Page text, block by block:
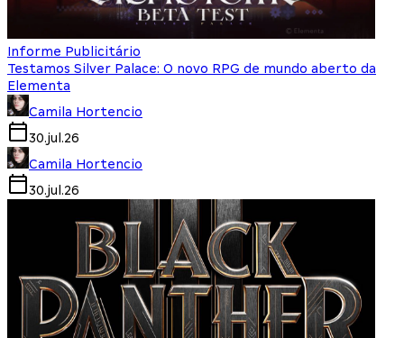
Informe Publicitário
Testamos Silver Palace: O novo RPG de mundo aberto da
Elementa
Camila Hortencio
30.jul.26
Camila Hortencio
30.jul.26